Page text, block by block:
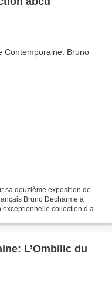
sa douzième exposition de
Bruno Decharme à
collection d’art
L’Ombilic du